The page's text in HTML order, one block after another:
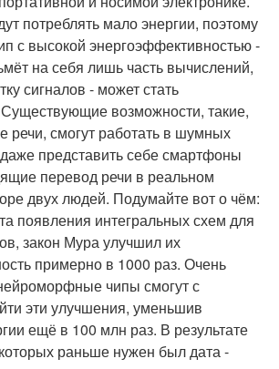
потреблять мало энергии, поэтому
с высокой энергоэффективностью -
на себя лишь часть вычислений,
сигналов - может стать
возможности, такие,
речи, смогут работать в шумных
представить себе смартфоны
перевод речи в реальном
двух людей. Подумайте вот о чём:
появления интегральных схем для
закон Мура улучшил их
примерно в 1000 раз. Очень
чипы смогут с
эти улучшения, уменьшив
ещё в 100 млн раз. В результате
раньше нужен был дата -